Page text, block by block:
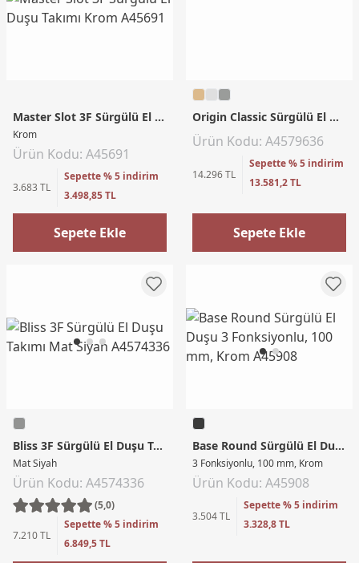
Master Slot 3F Sürgülü El Duşu Takımı
Krom
Ürün Kodu: A45691
3.683 TL
Sepette % 5 indirim
3.498,85 TL
Sepete Ekle
Origin Classic Sürgülü El Duşu Takımı
Ürün Kodu: A4579636
14.296 TL
Sepette % 5 indirim
13.581,2 TL
Sepete Ekle
Bliss 3F Sürgülü El Duşu Takımı
Mat Siyah
Ürün Kodu: A4574336
(5,0)
7.210 TL
Sepette % 5 indirim
6.849,5 TL
Base Round Sürgülü El Duşu
3 Fonksiyonlu, 100 mm, Krom
Ürün Kodu: A45908
3.504 TL
Sepette % 5 indirim
3.328,8 TL